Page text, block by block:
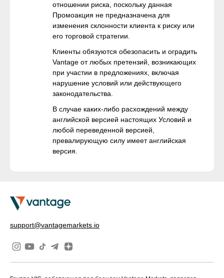
отношении риска, поскольку данная
Промоакция не предназначена для
изменения склонности клиента к риску или
его торговой стратегии.
Клиенты обязуются обезопасить и оградить
Vantage от любых претензий, возникающих
при участии в предложениях, включая
нарушение условий или действующего
законодательства.
В случае каких-либо расхождений между
английской версией настоящих Условий и
любой переведенной версией,
превалирующую силу имеет английская
версия.
support@vantagemarkets.io